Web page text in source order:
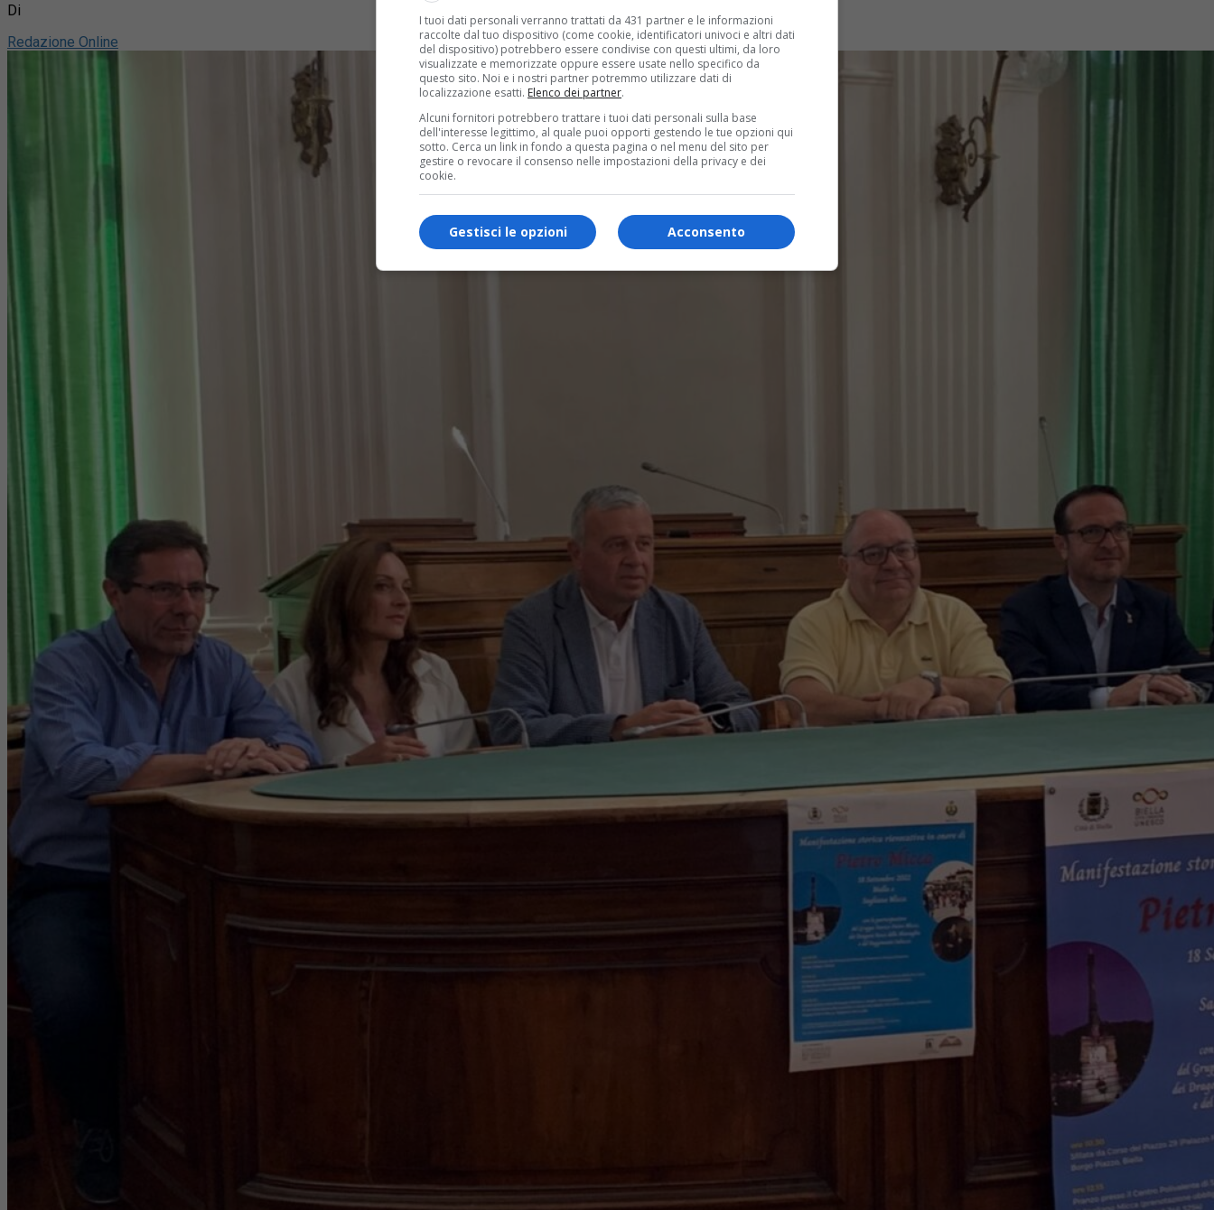
Di
Redazione Online
I tuoi dati personali verranno trattati da 431 partner e le informazioni
raccolte dal tuo dispositivo (come cookie, identificatori univoci e altri dati
del dispositivo) potrebbero essere condivise con questi ultimi, da loro
visualizzate e memorizzate oppure essere usate nello specifico da
questo sito. Noi e i nostri partner potremmo utilizzare dati di
localizzazione esatti. Elenco dei partner.
Alcuni fornitori potrebbero trattare i tuoi dati personali sulla base
dell'interesse legittimo, al quale puoi opporti gestendo le tue opzioni qui
sotto. Cerca un link in fondo a questa pagina o nel menu del sito per
gestire o revocare il consenso nelle impostazioni della privacy e dei
cookie.
Acconsento
Gestisci le opzioni